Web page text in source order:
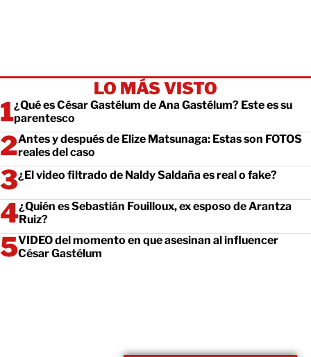
LO MÁS VISTO
¿Qué es César Gastélum de Ana Gastélum? Este es su
parentesco
Antes y después de Elize Matsunaga: Estas son FOTOS
reales del caso
¿El video filtrado de Naldy Saldaña es real o fake?
¿Quién es Sebastián Fouilloux, ex esposo de Arantza
Ruiz?
VIDEO del momento en que asesinan al influencer
César Gastélum